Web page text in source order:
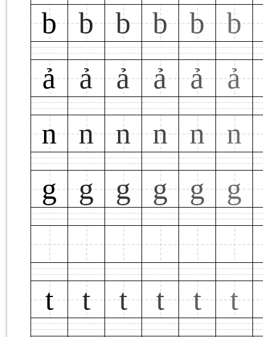
b b b b b
b
ả
ả ả ả ả
ả
n
n n n n
n
g
g g g g g
t t t t t
t